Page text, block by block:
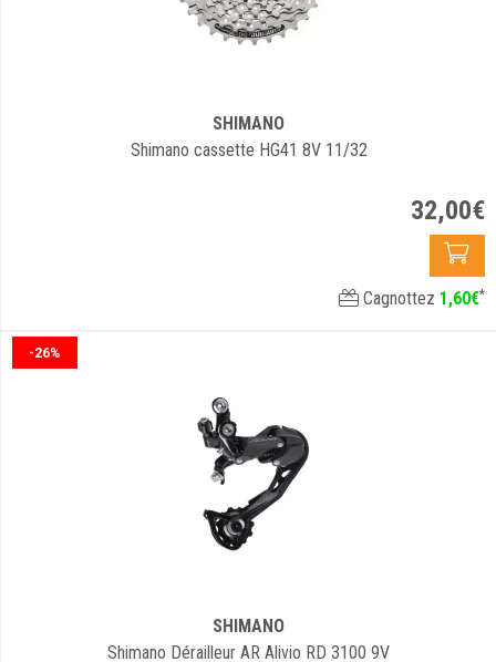
SHIMANO
Shimano cassette HG41 8V 11/32
32,00€
Cagnottez 1,60€*
-26%
SHIMANO
Shimano Dérailleur AR Alivio RD 3100 9V